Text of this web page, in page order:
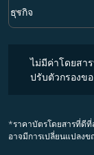
ระดับชั้นการเดินทา
ธุรกิจ
keyboard_arrow_down
ไม่มีค่าโดยสา
ปรับตัวกรองข
*ราคาบัตรโดยสารที่ดี
อาจมีการเปลี่ยนแปลงข